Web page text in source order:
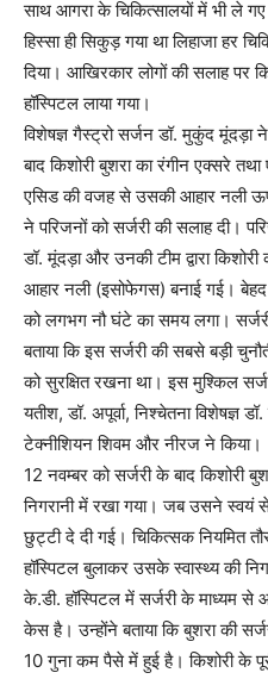
साथ आगरा के चिकित्सालयों में भी ले
हिस्सा ही सिकुड़ गया था लिहाजा हर
दिया। आखिरकार लोगों की सलाह पर
हॉस्पिटल लाया गया।
विशेषज्ञ गैस्ट्रो सर्जन डॉ. मुकुंद मूंदड़ा
बाद किशोरी बुशरा का रंगीन एक्सरे
एसिड की वजह से उसकी आहार नली
ने परिजनों को सर्जरी की सलाह दी।
डॉ. मूंदड़ा और उनकी टीम द्वारा
आहार नली (इसोफेगस) बनाई गई। बेहद
को लगभग नौ घंटे का समय लगा।
बताया कि इस सर्जरी की सबसे बड़ी
को सुरक्षित रखना था। इस मुश्किल
यतीश, डॉ. अपूर्वा, निश्चेतना विशेषज्ञ
टेक्नीशियन शिवम और नीरज ने किया।
12 नवम्बर को सर्जरी के बाद किशोरी
निगरानी में रखा गया। जब उसने
छुट्टी दे दी गई। चिकित्सक नियमित
हॉस्पिटल बुलाकर उसके स्वास्थ्य की
के.डी. हॉस्पिटल में सर्जरी के माध्यम
केस है। उन्होंने बताया कि बुशरा की
10 गुना कम पैसे में हुई है। किशोरी के